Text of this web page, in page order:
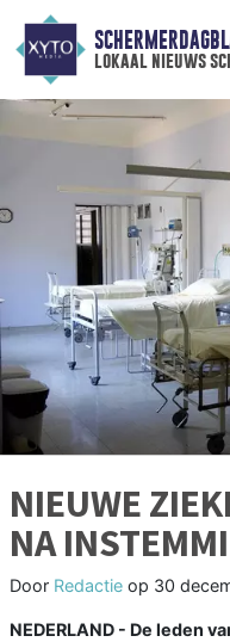
lokaal nieuws
NIEUWE
NA
Door Redactie op 30
NEDERLAND - De leden